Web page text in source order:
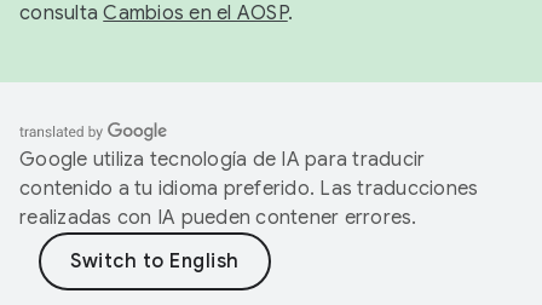
consultaCambios en el AOSP.
Google utiliza tecnología de IA para traducir
contenido a tu idioma preferido. Las traducciones
realizadas con IA pueden contener errores.